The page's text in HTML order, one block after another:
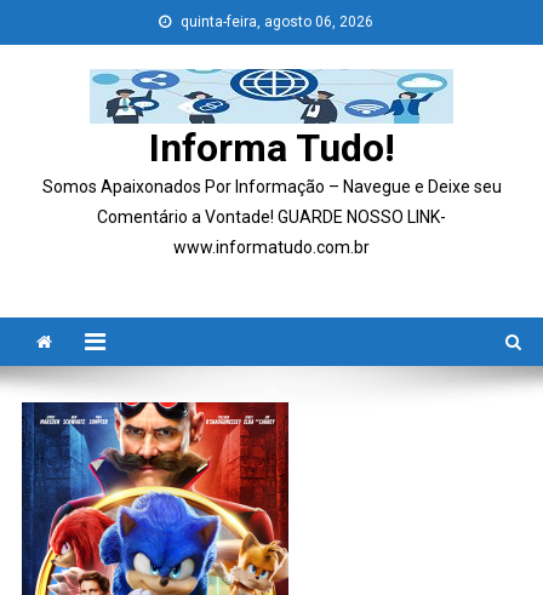
to
quinta-feira, agosto 06, 2026
Informa Tudo!
Somos Apaixonados Por Informação – Navegue e Deixe seu
Comentário a Vontade! GUARDE NOSSO LINK-
www.informatudo.com.br